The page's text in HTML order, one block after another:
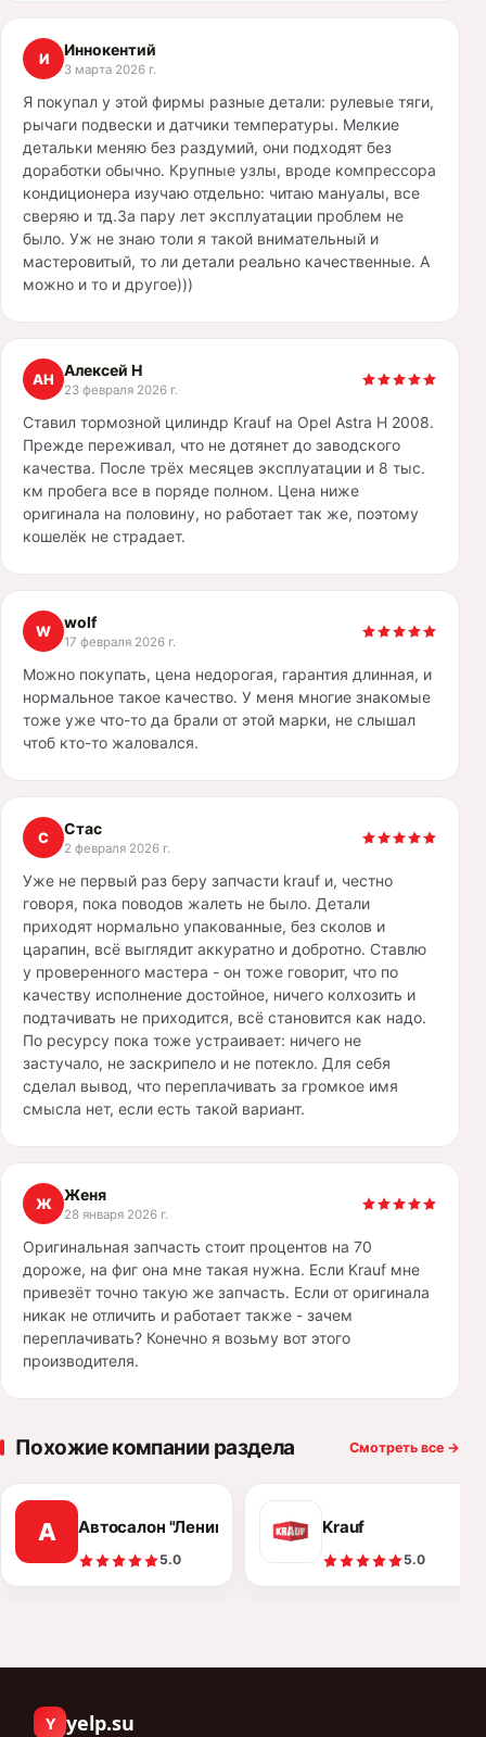
И Иннокентий
3 марта 2026 г.
Я покупал у этой фирмы разные детали: рулевые тяги,
рычаги подвески и датчики температуры. Мелкие
детальки меняю без раздумий, они подходят без
доработки обычно. Крупные узлы, вроде компрессора
кондиционера изучаю отдельно: читаю мануалы, все
сверяю и тд.За пару лет эксплуатации проблем не
было. Уж не знаю толи я такой внимательный и
мастеровитый, то ли детали реально качественные. А
можно и то и другое)))
АН Алексей Н
23 февраля 2026 г.
Ставил тормозной цилиндр Krauf на Opel Astra H 2008.
Прежде переживал, что не дотянет до заводского
качества. После трёх месяцев эксплуатации и 8 тыс.
км пробега все в поряде полном. Цена ниже
оригинала на половину, но работает так же, поэтому
кошелёк не страдает.
W wolf
17 февраля 2026 г.
Можно покупать, цена недорогая, гарантия длинная, и
нормальное такое качество. У меня многие знакомые
тоже уже что-то да брали от этой марки, не слышал
чтоб кто-то жаловался.
С Стас
2 февраля 2026 г.
Уже не первый раз беру запчасти krauf и, честно
говоря, пока поводов жалеть не было. Детали
приходят нормально упакованные, без сколов и
царапин, всё выглядит аккуратно и добротно. Ставлю
у проверенного мастера - он тоже говорит, что по
качеству исполнение достойное, ничего колхозить и
подтачивать не приходится, всё становится как надо.
По ресурсу пока тоже устраивает: ничего не
застучало, не заскрипело и не потекло. Для себя
сделал вывод, что переплачивать за громкое имя
смысла нет, если есть такой вариант.
Ж Женя
28 января 2026 г.
Оригинальная запчасть стоит процентов на 70
дороже, на фиг она мне такая нужна. Если Krauf мне
привезёт точно такую же запчасть. Если от оригинала
никак не отличить и работает также - зачем
переплачивать? Конечно я возьму вот этого
производителя.
Похожие компании раздела Смотреть все →
А Автосалон "Ленинград Авто"
5.0
Krauf
5.0
Y yelp.su